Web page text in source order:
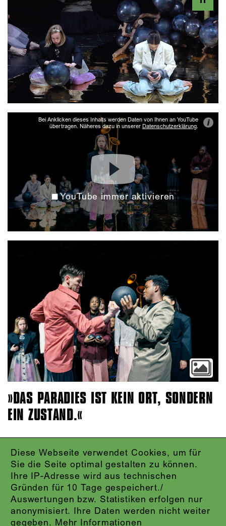
Diese Webseite verwendet Cookies, um für
Sie die Seite optimal gestalten zu können.
Ihre IP-Adresse wird aus technischen
Gründen für 10 Tage gespeichert./
Auswertungen bzw. Statistiken erfolgen nur
anonymisiert. Ihre Daten werden nicht weiter
gegeben. Mehr Informationen
Bei Anklicken dieses Inhalts werden Daten von Ihnen an YouTube
übertragen. Näheres dazu in unserer Datenschutzerklärung. i
YouTube immer aktivieren
DAS PARADIES IST KEIN ORT, SONDERN
EIN ZUSTAND.
IMPRESSUM
DATENSCHUTZ
AGB
KONTAKT
ABO-LOGIN
PRESSE